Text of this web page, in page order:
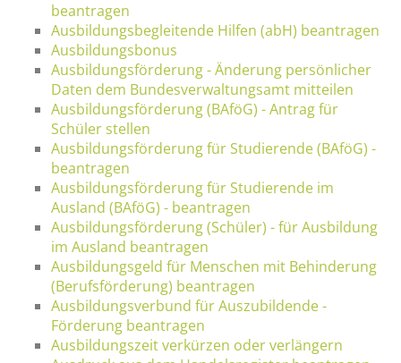
beantragen
Ausbildungsbegleitende Hilfen (abH) beantragen
Ausbildungsbonus
Ausbildungsförderung - Änderung persönlicher
Daten dem Bundesverwaltungsamt mitteilen
Ausbildungsförderung (BAföG) - Antrag für
Schüler stellen
Ausbildungsförderung für Studierende (BAföG) -
beantragen
Ausbildungsförderung für Studierende im
Ausland (BAföG) - beantragen
Ausbildungsförderung (Schüler) - für Ausbildung
im Ausland beantragen
Ausbildungsgeld für Menschen mit Behinderung
(Berufsförderung) beantragen
Ausbildungsverbund für Auszubildende -
Förderung beantragen
Ausbildungszeit verkürzen oder verlängern